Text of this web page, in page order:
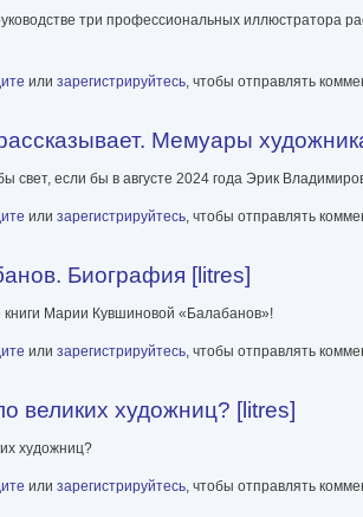
три профессиональных иллюстратора
– коммерческий иллюстратор. Как построить
или зарегистрируйтесь, чтобы отправлять
Мемуары
свет, если бы в августе 2024 года Эрик
рассказывает. Мемуары художника [litres]
или зарегистрируйтесь, чтобы отправлять
Биография [litres]
Марии Кувшиновой «Балабанов»!
Балабанов. Биография [litres]
или зарегистрируйтесь, чтобы отправлять
великих художниц? [litres]
художниц?
не было великих художниц? [litres]
или зарегистрируйтесь, чтобы отправлять